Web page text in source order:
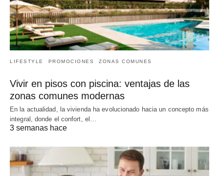
LIFESTYLE PROMOCIONES ZONAS COMUNES
Vivir en pisos con piscina: ventajas de las
zonas comunes modernas
En la actualidad, la vivienda ha evolucionado hacia un concepto más
integral, donde el confort, el…
3 semanas hace